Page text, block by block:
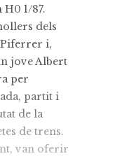
1/87.
dels
Piferrer i,
jove Albert
per
partit i
de la
de trens.
van oferir